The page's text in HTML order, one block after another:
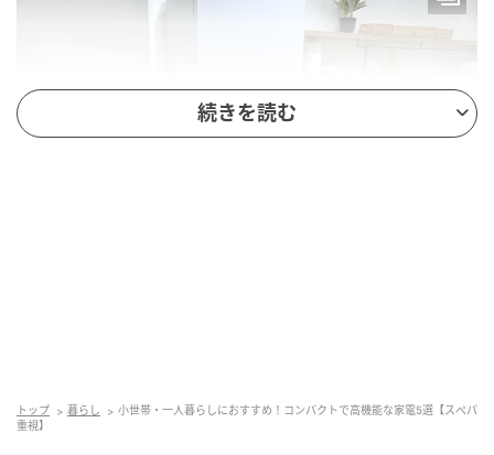
出っ張りにくくすっきり収まります。
続きを読む
トップ 暮らし
小世帯・一人暮らしにおすすめ！コンパクトで高機能な家電5選【スぺパ
重視】